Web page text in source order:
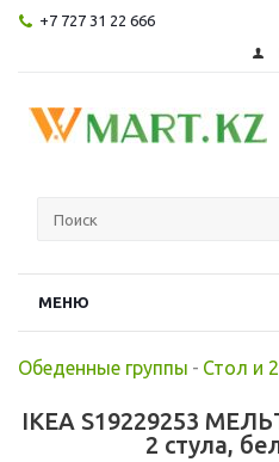
+7 727 31 22 666
МЕНЮ
Обеденные группы - Стол и
IKEA S19229253
2 стула,